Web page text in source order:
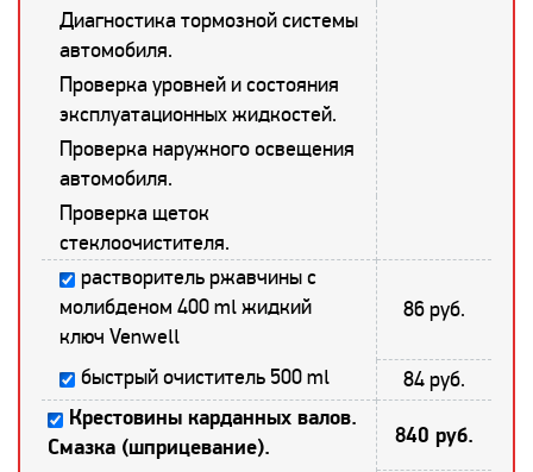
Диагностика тормозной системы
автомобиля.
Проверка уровней и состояния
эксплуатационных жидкостей.
Проверка наружного освещения
автомобиля.
Проверка щеток
стеклоочистителя.
растворитель ржавчины с
молибденом 400 ml жидкий
ключ Venwell
86 руб.
быстрый очиститель 500 ml 84 руб.
Крестовины карданных валов.
Смазка (шприцевание).
840 руб.